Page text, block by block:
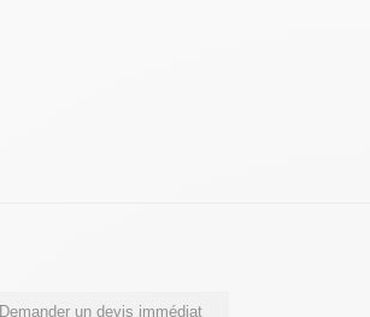
Demander un devis immédiat